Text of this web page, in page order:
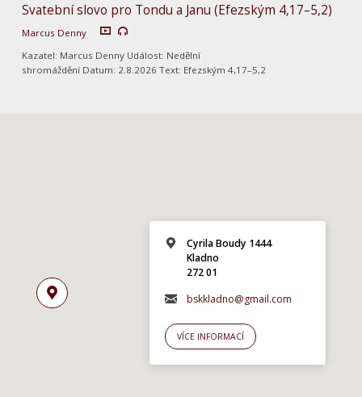
Svatební slovo pro Tondu a Janu (Efezským 4,17–5,2)
Marcus Denny
Kazatel: Marcus Denny Událost: Nedělní
shromáždění Datum: 2.8.2026 Text: Efezským 4,17–5,2
Cyrila Boudy 1444
Kladno
272 01
bskkladno@gmail.com
VÍCE INFORMACÍ